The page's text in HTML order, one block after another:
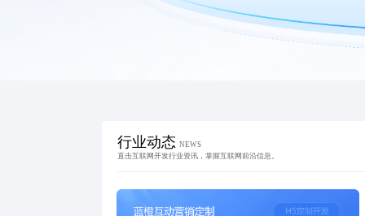
行业动态 NEWS
直击互联网开发行业资讯，掌握互联网前沿信息。